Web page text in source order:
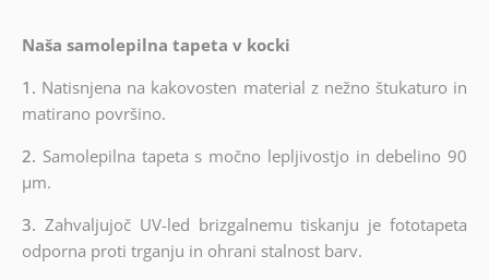
Naša samolepilna tapeta v kocki
1. Natisnjena na kakovosten material z nežno štukaturo in
matirano površino.
2. Samolepilna tapeta s močno lepljivostjo in debelino 90
µm.
3. Zahvaljujoč UV-led brizgalnemu tiskanju je fototapeta
odporna proti trganju in ohrani stalnost barv.